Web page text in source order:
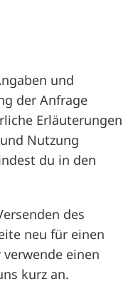
und
der Anfrage
Erläuterungen
Nutzung
du in den
des
neu für einen
einen
kurz an.